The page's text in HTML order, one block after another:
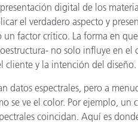
digital de los
el verdadero aspecto y
un factor crítico. La forma en
no solo influye en el
cliente y la intención del diseño.
datos espectrales, pero a
se ve el color. Por ejemplo, un
coincidan. Aquí es